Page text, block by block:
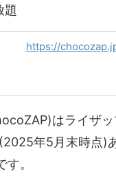
題
https://
はライザ
年5月末時点)
。